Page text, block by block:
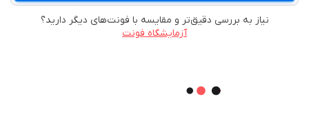
نیاز به بررسی دقیق‌تر و مقایسه با فونت‌های دیگر دارید؟
آزمایشگاه فونت